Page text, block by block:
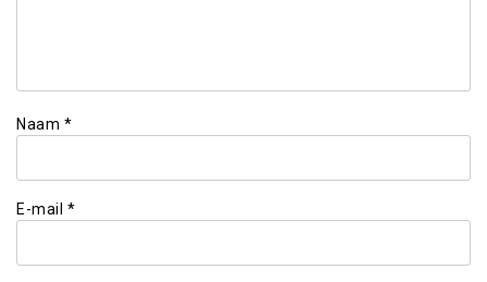
Naam *
E-mail *